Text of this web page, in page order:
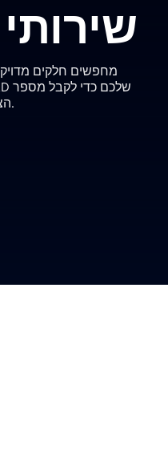
שירותי
מחפשים חלקים
הצעות מחיר תחרותיות תוך 24 שעות. ללא رسوم וללא בעיות.